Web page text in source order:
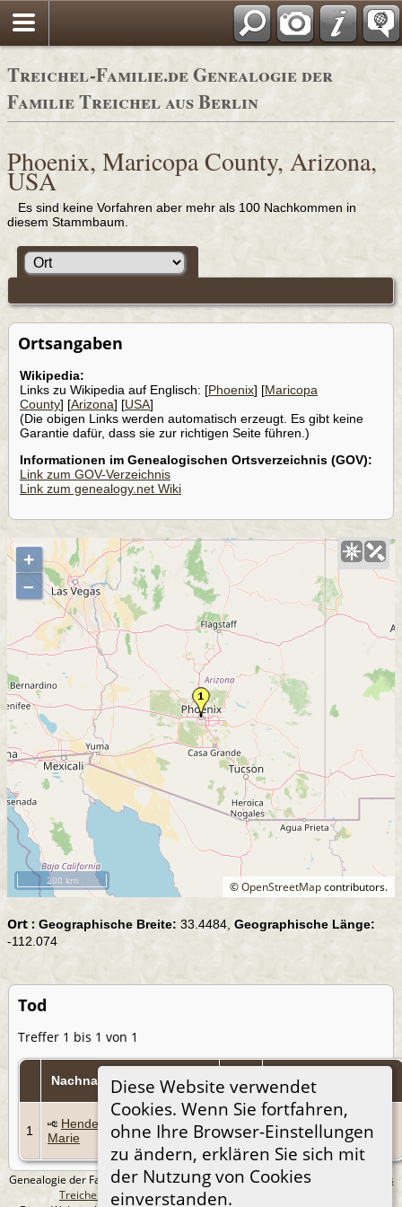
Adressbücher
Treichel-Familie.de Genealogie der
Familie Treichel aus Berlin
Diese Website verwendet
Cookies. Wenn Sie fortfahren,
ohne Ihre Browser-Einstellungen
zu ändern, erklären Sie sich mit
der Nutzung von Cookies
einverstanden.
Phoenix, Maricopa County, Arizona,
USA
Es sind keine Vorfahren aber mehr als 100 Nachkommen in
diesem Stammbaum.
Ortsangaben
Wikipedia:
Links zu Wikipedia auf Englisch: [Phoenix] [Maricopa
County] [Arizona] [USA]
(Die obigen Links werden automatisch erzeugt. Es gibt keine
Garantie dafür, dass sie zur richtigen Seite führen.)
Informationen im Genealogischen Ortsverzeichnis (GOV):
Link zum GOV-Verzeichnis
Link zum genealogy.net Wiki
+
–
©OpenStreetMapcontributors.
200 km
Ort : Geographische Breite:33.4484, Geographische Länge:
-112.074
Tod
Treffer 1 bis 1 von 1
Nachname, Taufnamen Personen-Kennung
1
Henderson, Blanche
Marie
23
Mai
1987
I919
Genealogie der Familie Treichel aus Berlin. - erstellt und betreut von
Andreas
Treichel
Copyright © 2014-2026 Alle Rechte vorbehalten.